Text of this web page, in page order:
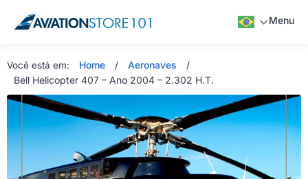
Menu
Você está em: Home / Aeronaves
/
Bell Helicopter 407 – Ano 2004 – 2.302 H.T.